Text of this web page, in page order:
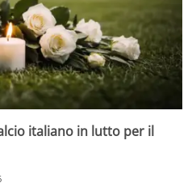
italiano in lutto per il